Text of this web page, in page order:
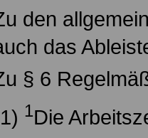
den
das
§ 6
1Die